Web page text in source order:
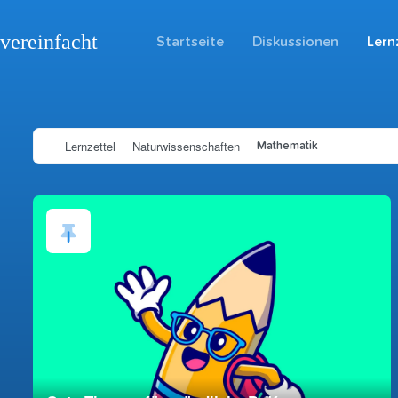
vereinfacht Startseite Diskussionen
Lernzettel Naturwissenschaften Mathematik